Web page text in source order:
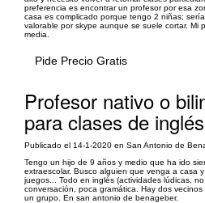
preferencia es encontrar un profesor por esa
casa es complicado porque tengo 2 niñas;
valorable por skype aunque se suele cortar. Mi
media.
Pide Precio Gratis
Profesor nativo o
para clases de inglés
Publicado el 14-1-2020 en San Antonio de
Tengo un hijo de 9 años y medio que ha ido
extraescolar. Busco alguien que venga a casa
juegos... Todo en inglés (actividades lúdicas,
conversación, poca gramática. Hay dos
un grupo. En san antonio de benageber.